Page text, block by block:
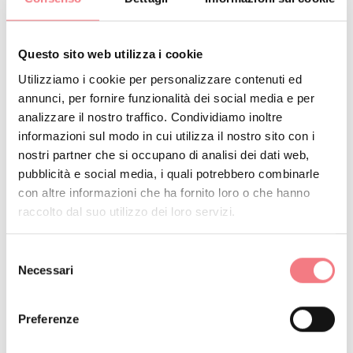
Questo sito web utilizza i cookie
Utilizziamo i cookie per personalizzare contenuti ed
annunci, per fornire funzionalità dei social media e per
analizzare il nostro traffico. Condividiamo inoltre
informazioni sul modo in cui utilizza il nostro sito con i
nostri partner che si occupano di analisi dei dati web,
pubblicità e social media, i quali potrebbero combinarle
con altre informazioni che ha fornito loro o che hanno
raccolto dal suo utilizzo dei loro servizi.
delNecessari
Preferenze
trova nel centro del paese a pochi passi dalla
partenza della funivia Marmolada - move to
the top.
Scopri di più